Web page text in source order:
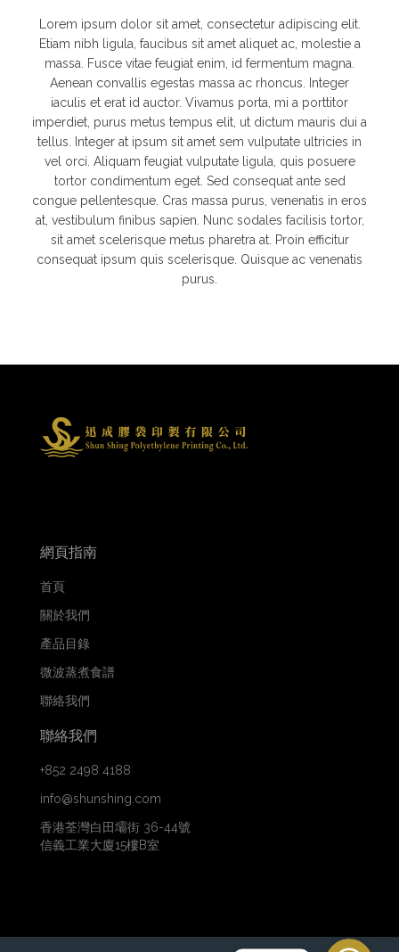
Lorem ipsum dolor sit amet, consectetur adipiscing elit.
Etiam nibh ligula, faucibus sit amet aliquet ac, molestie a
massa. Fusce vitae feugiat enim, id fermentum magna.
Aenean convallis egestas massa ac rhoncus. Integer
iaculis et erat id auctor. Vivamus porta, mi a porttitor
imperdiet, purus metus tempus elit, ut dictum mauris dui a
tellus. Integer at ipsum sit amet sem vulputate ultricies in
vel orci. Aliquam feugiat vulputate ligula, quis posuere
tortor condimentum eget. Sed consequat ante sed
congue pellentesque. Cras massa purus, venenatis in eros
at, vestibulum finibus sapien. Nunc sodales facilisis tortor,
sit amet scelerisque metus pharetra at. Proin efficitur
consequat ipsum quis scelerisque. Quisque ac venenatis
purus.
網頁指南
首頁
關於我們
產品目錄
微波蒸煮食譜
聯絡我們
聯絡我們
+852 2498 4188
info@shunshing.com
香港荃灣白田壩街 36-44號
信義工業大廈15樓B室
WhatsApp